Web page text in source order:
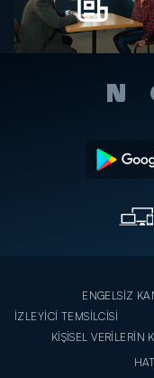
ENGELSİZ
İZLEYİCİ TEMSİLCİSİ
KİŞİSEL VERİLERİN